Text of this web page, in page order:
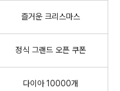
즐거운 크리스마스
정식 그랜드 오픈 쿠폰
다이아 10000개